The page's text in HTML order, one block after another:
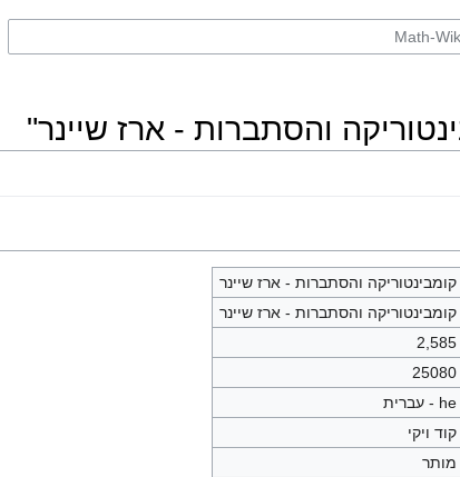
והסתברות - ארז שיינר"
קומבינטוריקה והסתברות - ארז שיינר
קומבינטוריקה והסתברות - ארז שיינר
2,585
25080
he - עברית
קוד ויקי
מותר